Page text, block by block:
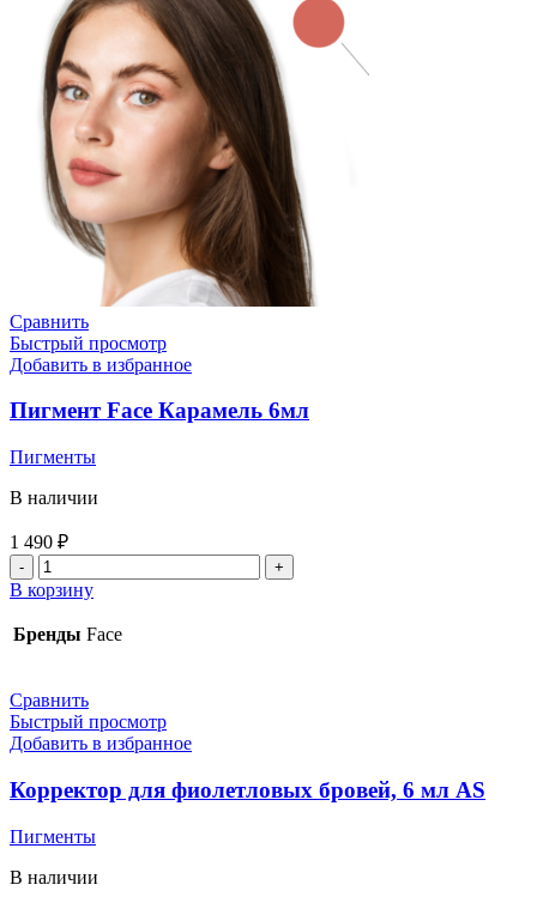
Сравнить
Быстрый просмотр
Добавить в избранное
Пигмент Face Карамель 6мл
Пигменты
В наличии
1 490 ₽
Количество
товара
Face
Карамель
В корзину
Бренды Face
Сравнить
Быстрый просмотр
Добавить в избранное
Корректор для фиолетловых бровей, 6 мл AS
Пигменты
В наличии